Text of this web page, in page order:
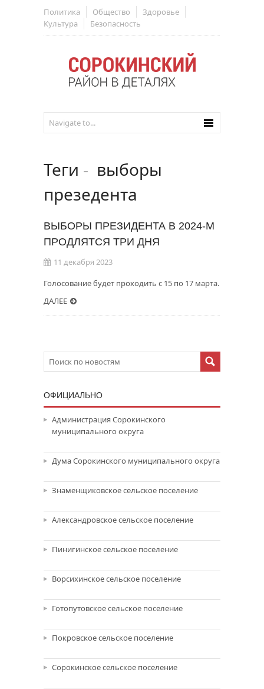
Политика Общество
Здоровье
Культура
Безопасность
Теги - выборы
презедента
ВЫБОРЫ ПРЕЗИДЕНТА В 2024-М
ПРОДЛЯТСЯ ТРИ ДНЯ
11 декабря 2023
Голосование будет проходить с 15 по 17 марта.
ДАЛЕЕ
ОФИЦИАЛЬНО
Администрация Сорокинского
муниципального округа
Дума Сорокинского муниципального округа
Знаменщиковское сельское поселение
Александровское сельское поселение
Пинигинское сельское поселение
Ворсихинское сельское поселение
Готопутовское сельское поселение
Покровское сельское поселение
Сорокинское сельское поселение